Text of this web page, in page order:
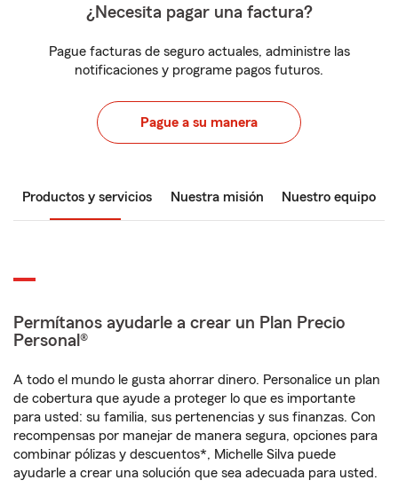
¿Necesita pagar una factura?
Pague facturas de seguro actuales, administre las
notificaciones y programe pagos futuros.
Pague a su manera
Productos y servicios Nuestra misión Nuestro equipo
Permítanos ayudarle a crear un Plan Precio
Personal®
A todo el mundo le gusta ahorrar dinero. Personalice un plan
de cobertura que ayude a proteger lo que es importante
para usted: su familia, sus pertenencias y sus finanzas. Con
recompensas por manejar de manera segura, opciones para
combinar pólizas y descuentos*, Michelle Silva puede
ayudarle a crear una solución que sea adecuada para usted.